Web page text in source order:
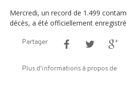
Mercredi, un record de 1.499
décès, a été officiellement
Partager
Plus d'informations à propos de